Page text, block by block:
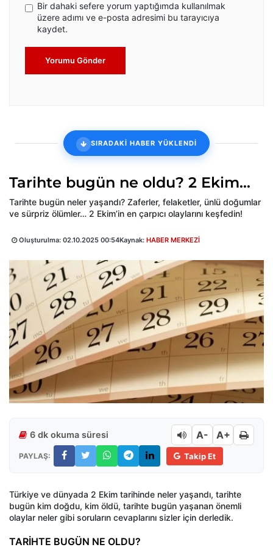
Bir dahaki sefere yorum yaptığımda kullanılmak
üzere adımı ve e-posta adresimi bu tarayıcıya
kaydet.
Yorumu Gönder
SIRADAKİ HABER YÜKLENDİ
Tarihte bugün ne oldu? 2 Ekim…
Tarihte bugün neler yaşandı? Zaferler, felaketler, ünlü doğumlar
ve sürpriz ölümler… 2 Ekim’in en çarpıcı olaylarını keşfedin!
Oluşturulma: 02.10.2025 00:54Kaynak: HABER MERKEZİ
6 dk okuma süresi A- A+
PAYLAŞ: Takip Et
Türkiye ve dünyada 2 Ekim tarihinde neler yaşandı, tarihte
bugün kim doğdu, kim öldü, tarihte bugün yaşanan önemli
olaylar neler gibi soruların cevaplarını sizler için derledik.
TARİHTE BUGÜN NE OLDU?